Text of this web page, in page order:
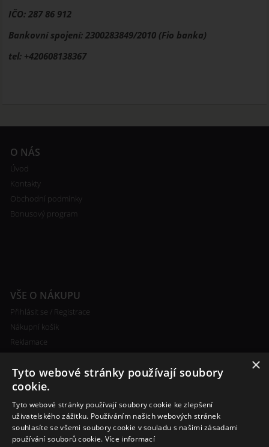
IČO: 287 86 912
Bankovní spojení: 2300283849/2010 (Fio banka)
tel: +420608138367
O NÁS
Úvod
Kontakty
Obchodní podmínky
Bonusový program
VŠE O NÁKUPU
Přihlásit se / Registrace
Nákupní košík
Reklamace
Certifikáty
RYCHLÝ KONTAKT
×
Tyto webové stránky používají soubory
cookie.
Tyto webové stránky používají soubory cookie ke zlepšení
uživatelského zážitku. Používáním našich webových stránek
souhlasíte se všemi soubory cookie v souladu s našimi zásadami
používání souborů cookie. Více informací